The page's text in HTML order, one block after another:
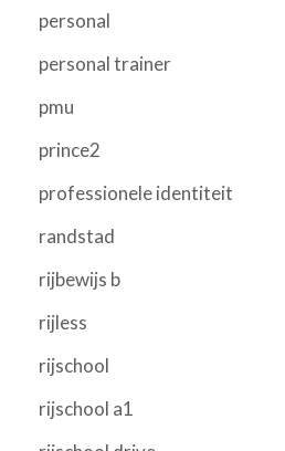
personal
personal trainer
pmu
prince2
professionele identiteit
randstad
rijbewijs b
rijless
rijschool
rijschool a1